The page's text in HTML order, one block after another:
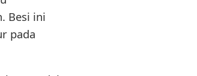
Besi ini
pada